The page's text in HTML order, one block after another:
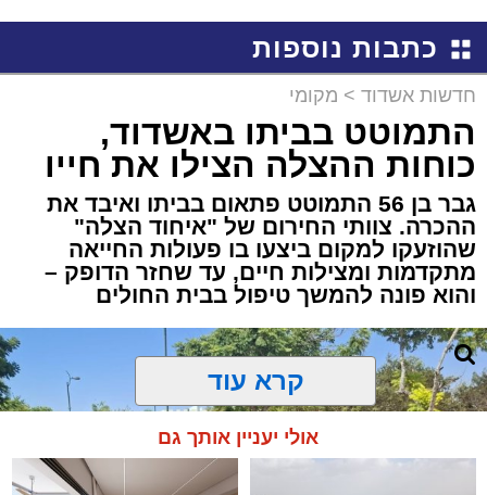
כתבות נוספות
חדשות אשדוד > מקומי
התמוטט בביתו באשדוד,
כוחות ההצלה הצילו את חייו
גבר בן 56 התמוטט פתאום בביתו ואיבד את
ההכרה. צוותי החירום של "איחוד הצלה"
שהוזעקו למקום ביצעו בו פעולות החייאה
מתקדמות ומצילות חיים, עד שחזר הדופק –
והוא פונה להמשך טיפול בבית החולים
קרא עוד
אולי יעניין אותך גם